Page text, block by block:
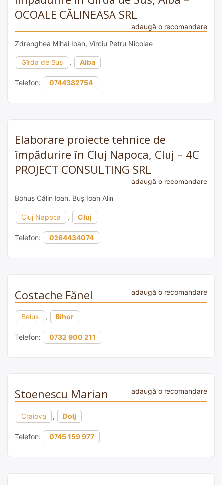
OCOALE CĂLINEASA SRL
adaugă o recomandare
Zdrenghea Mihai Ioan, Vîrciu Petru Nicolae
Gîrda de Sus , Alba
Telefon: 0744382754
Elaborare proiecte tehnice de
împădurire în Cluj Napoca, Cluj – 4C
PROJECT CONSULTING SRL
adaugă o recomandare
Bohuș Călin Ioan, Buș Ioan Alin
Cluj Napoca , Cluj
Telefon: 0264434074
Costache Fănel adaugă o recomandare
Beiuș , Bihor
Telefon: 0732 900 211
Stoenescu Marian adaugă o recomandare
Craiova , Dolj
Telefon: 0745 159 977